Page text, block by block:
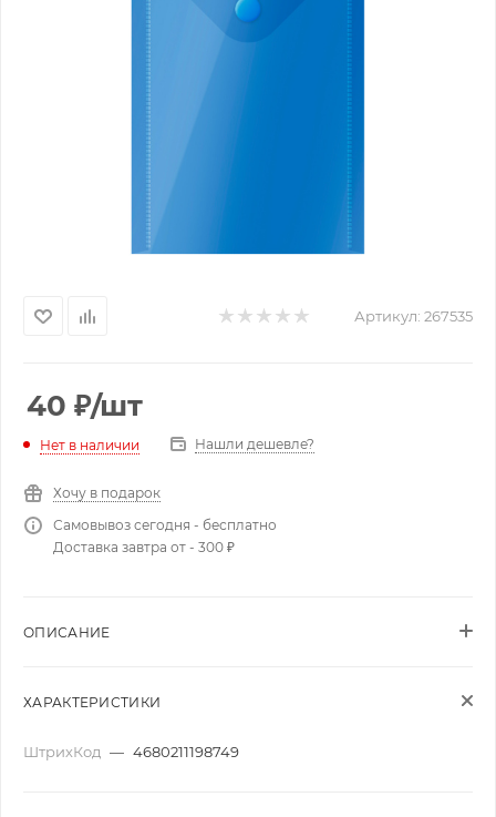
Артикул: 267535
40 ₽/шт
Нет в наличии Нашли дешевле?
Хочу в подарок
Самовывоз сегодня - бесплатно
Доставка завтра от - 300 ₽
ОПИСАНИЕ
ХАРАКТЕРИСТИКИ
ШтрихКод — 4680211198749